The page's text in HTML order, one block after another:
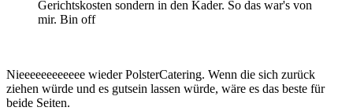
Gerichtskosten sondern in den Kader. So das war's von
mir. Bin off
Nieeeeeeeeeeee wieder PolsterCatering. Wenn die sich zurück
ziehen würde und es gutsein lassen würde, wäre es das beste für
beide Seiten.